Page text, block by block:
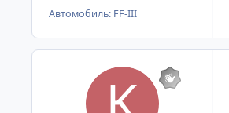
Автомобиль: FF-III